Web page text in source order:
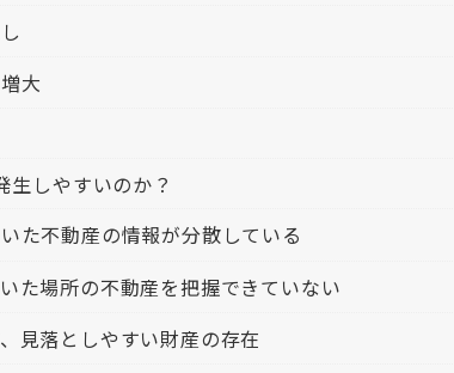
大
生しやすいのか？
た不動産の情報が分散している
た場所の不動産を把握できていない
見落としやすい財産の存在